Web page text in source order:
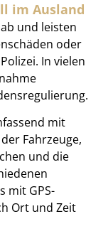
im Ausland
und leisten
oder
In vielen
mit
Fahrzeuge,
und die
mit GPS-
Ort und Zeit